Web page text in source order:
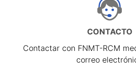
CONTACTO
Contactar con FNMT-RCM
correo